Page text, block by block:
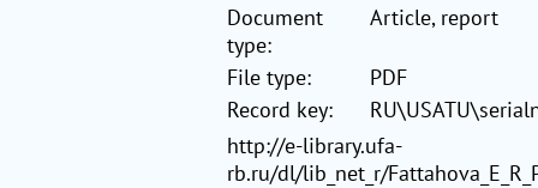
Document
type:
Article, report
File type:
PDF
Record key:
http://e-library.ufa-
rb.ru/dl/lib_net_r/